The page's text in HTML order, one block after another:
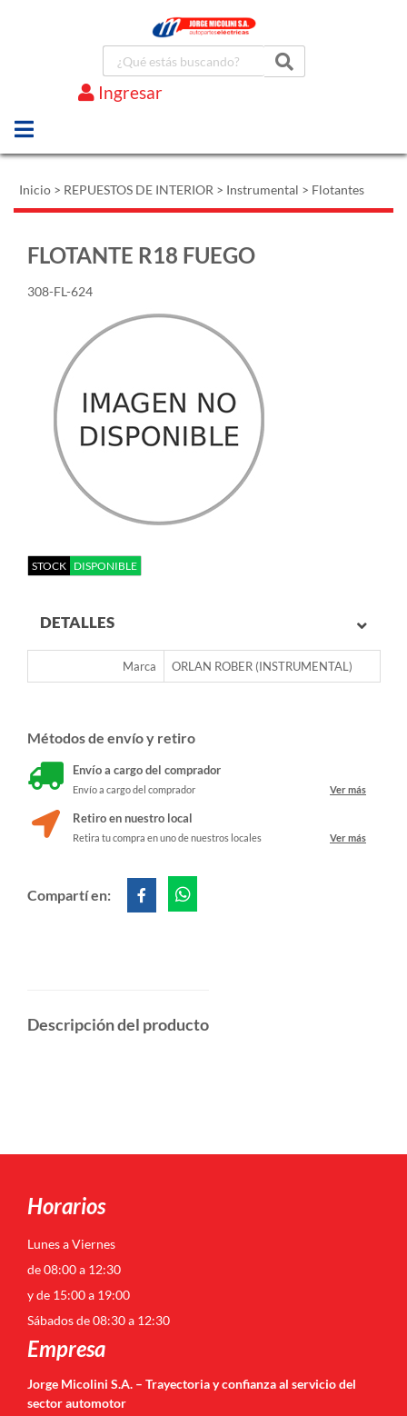
Ingresar
Inicio > REPUESTOS DE INTERIOR > Instrumental > Flotantes
FLOTANTE R18 FUEGO
308-FL-624
STOCK DISPONIBLE
DETALLES
Marca ORLAN ROBER (INSTRUMENTAL)
Métodos de envío y retiro
Envío a cargo del comprador
Envío a cargo del comprador Ver más
Retiro en nuestro local
Retira tu compra en uno de nuestros locales Ver más
Compartí en:
Descripción del producto
Horarios
Lunes a Viernes
de 08:00 a 12:30
y de 15:00 a 19:00
Sábados de 08:30 a 12:30
Empresa
Jorge Micolini S.A. – Trayectoria y confianza al servicio del
sector automotor